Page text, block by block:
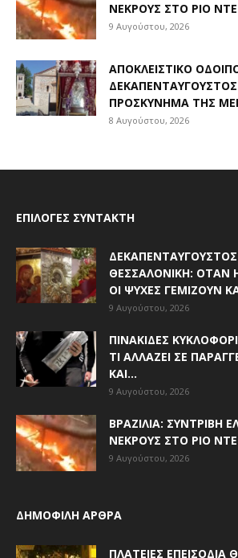
ΝΕΚΡΟΎΣ ΣΤΟ ΡΊΟ
9 Αυγούστου, 2026
ΑΠΟΚΛΕΙΣΤΙΚΟ
ΔΕΚΑΠΕΝΤΑΎΓΟΥΣΤΟΣ
ΠΡΟΣΚΎΝΗΜΑ ΤΗΣ
8 Αυγούστου, 2026
ΕΠΙΛΟΓΈΣ ΣΥΝΤΆΚΤΗ
ΘΕΣΣΑΛΟΝΊΚΗ: ΌΤΑΝ
ΟΙ ΨΥΧΈΣ ΓΕΜΊΖΟΥΝ
9 Αυγούστου, 2026
ΠΙΝΑΚΊΔΕΣ
ΤΙ ΑΛΛΆΖΕΙ ΣΕ
ΚΑΙ...
9 Αυγούστου, 2026
ΒΡΑΖΙΛΊΑ: ΣΥΝΤΡΙΒΉ
ΝΕΚΡΟΎΣ ΣΤΟ ΡΊΟ
9 Αυγούστου, 2026
ΔΗΜΟΦΙΛΗ ΑΡΘΡΑ
ΠΛΑΤΕΊΕΣ ΕΠΕΙΣΌΔΙΑ